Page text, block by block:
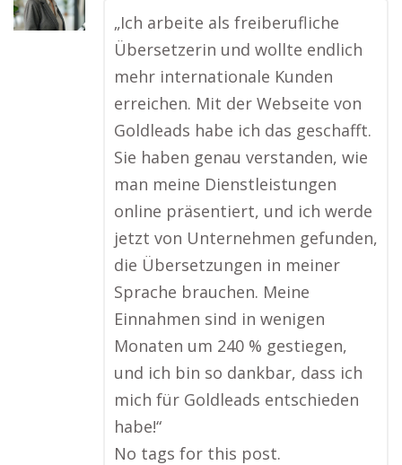
„Ich arbeite als freiberufliche
Übersetzerin und wollte endlich
mehr internationale Kunden
erreichen. Mit der Webseite von
Goldleads habe ich das geschafft.
Sie haben genau verstanden, wie
man meine Dienstleistungen
online präsentiert, und ich werde
jetzt von Unternehmen gefunden,
die Übersetzungen in meiner
Sprache brauchen. Meine
Einnahmen sind in wenigen
Monaten um 240 % gestiegen,
und ich bin so dankbar, dass ich
mich für Goldleads entschieden
habe!“
No tags for this post.